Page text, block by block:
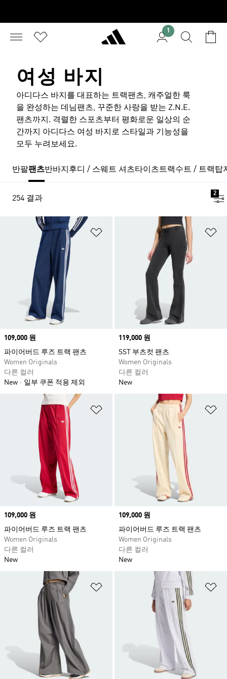
1
여성 바지
아디다스 바지를 대표하는 트랙팬츠, 캐주얼한 룩
을 완성하는 데님팬츠, 꾸준한 사랑을 받는 Z.N.E.
팬츠까지. 격렬한 스포츠부터 평화로운 일상의 순
간까지 아디다스 여성 바지로 스타일과 기능성을
모두 누려보세요.
반팔팬츠반바지 후디 / 스웨트 셔츠타이츠트랙수트 / 트랙탑
254 결과
2
위시리스트 담기
Price
109,000 원
파이어버드 루즈 트랙 팬츠
Women Originals
다른 컬러
New
일부 쿠폰 적용 제외
Price
119,000 원
SST 부츠컷 팬츠
Women Originals
다른 컬러
New
위시리스트 담기
Price
109,000 원
파이어버드 루즈 트랙 팬츠
Women Originals
다른 컬러
New
Price
109,000 원
파이어버드 루즈 트랙 팬츠
Women Originals
다른 컬러
New
위시리스트 담기